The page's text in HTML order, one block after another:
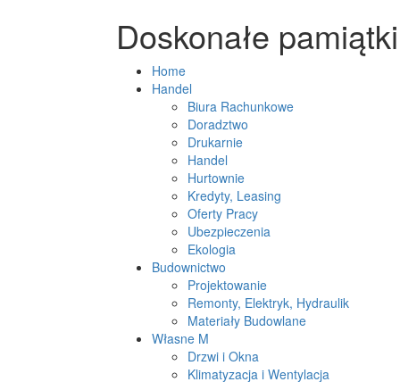
Doskonałe
Home
Handel
Biura Rachunkowe
Doradztwo
Drukarnie
Handel
Hurtownie
Kredyty, Leasing
Oferty Pracy
Ubezpieczenia
Ekologia
Budownictwo
Projektowanie
Remonty, Elektryk, Hydraulik
Materiały Budowlane
Własne M
Drzwi i Okna
Klimatyzacja i Wentylacja